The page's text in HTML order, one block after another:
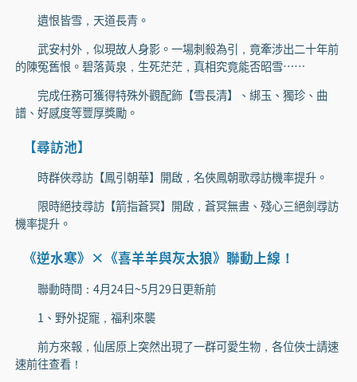
遺恨皆雪，天道長青。
武安村外，似現故人身影。一場刺殺為引，竟牽涉出二十年前
的陳冤舊恨。碧落黃泉，生死茫茫，真相究竟能否昭雪……
完成任務可獲得特殊外觀配飾【雪長清】、綁玉、獨珍、曲
譜、好感度等豐厚獎勵。
【尋訪池】
時群俠尋訪【鳳引朝華】開啟，名俠鳳朝歌尋訪機率提升。
限時絕技尋訪【箭指蒼冥】開啟，蒼冥無晝、殘心三絕劍尋訪
機率提升。
《逆水寒》×《喜羊羊與灰太狼》聯動上線！
聯動時間：4月24日~5月29日更新前
1、野外捉寵，福利來襲
前方來報，仙居原上突然出現了一群可愛生物，各位俠士請速
速前往查看！